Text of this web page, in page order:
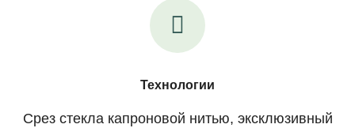
Технологии
Срез стекла капроновой нитью, эксклюзивный